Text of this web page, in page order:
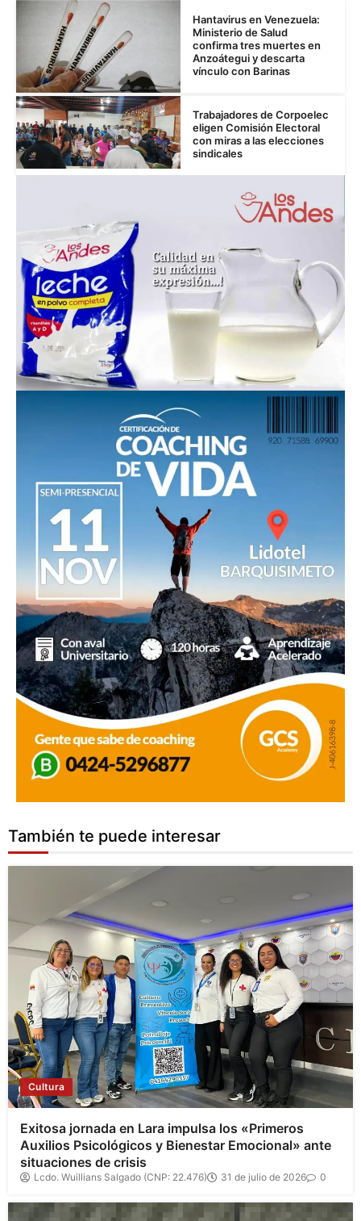
Hantavirus en Venezuela:
Ministerio de Salud
confirma tres muertes en
Anzoátegui y descarta
vínculo con Barinas
Trabajadores de Corpoelec
eligen Comisión Electoral
con miras a las elecciones
sindicales
También te puede interesar
Cultura
Exitosa jornada en Lara impulsa los «Primeros
Auxilios Psicológicos y Bienestar Emocional» ante
situaciones de crisis
Lcdo. Wuillians Salgado (CNP: 22.476) 31 de julio de 2026 0